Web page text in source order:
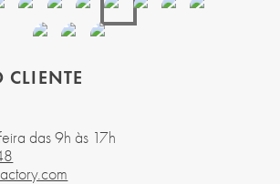
CLIENTE
das 9h às 17h